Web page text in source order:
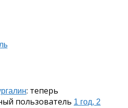
: теперь
пользователь 1 год, 2